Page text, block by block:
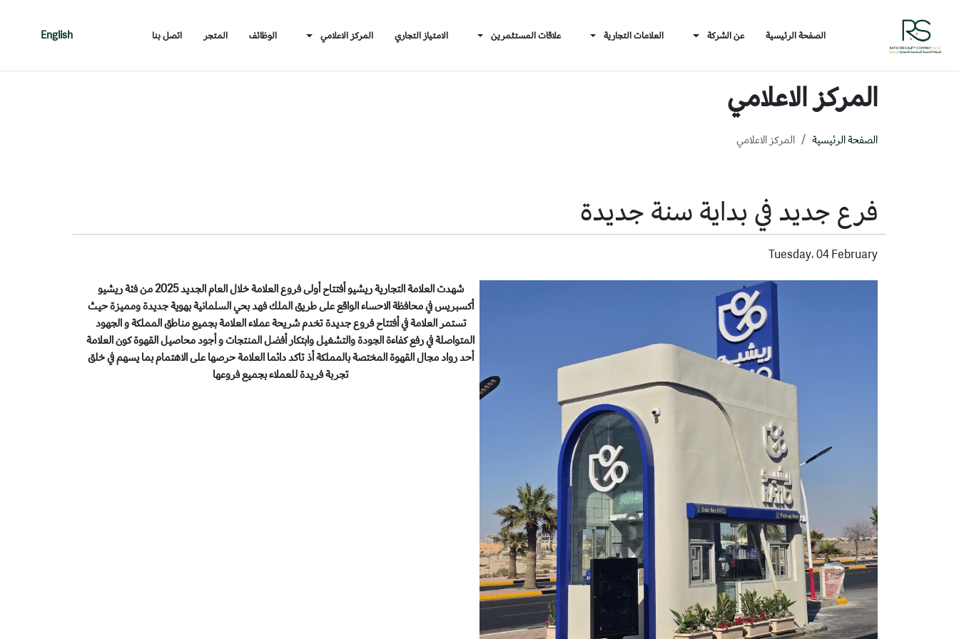
الصفحة الرئيسية عن الشركة العلامات التجارية علاقات المستثمرين الامتياز التجاري المركز الاعلامي الوظائف المتجر اتصل بنا English
المركز الاعلامي
الصفحة الرئيسية المركز الاعلامي
فرع جديد في بداية سنة جديدة
Tuesday، 04 February
شهدت العلامة التجارية ريشيو أفتتاح أولى فروع العلامة خلال العام الجديد 2025 من فئة ريشيو
أكسبريس في محافظة الاحساء الواقع على طريق الملك فهد بحي السلمانية بهوية جديدة ومميزة حيث
تستمر العلامة في أفتتاح فروع جديدة تخدم شريحة عملاء العلامة بجميع مناطق المملكة و الجهود
المتواصلة في رفع كفاءة الجودة والتشغيل وابتكار أفضل المنتجات و أجود محاصيل القهوة كون العلامة
أحد رواد مجال القهوة المختصة بالمملكة أذ تاكد دائما العلامة حرصها على الاهتمام بما يسهم في خلق
تجربة فريدة للعملاء بجميع فروعها